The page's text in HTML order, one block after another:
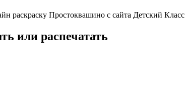
раскраску Простоквашино с сайта Детский Класс
или распечатать